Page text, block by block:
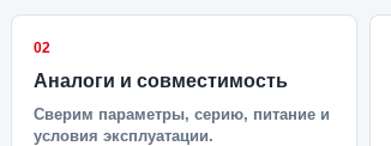
02
Аналоги и совместимость
Сверим параметры, серию, питание и
условия эксплуатации.